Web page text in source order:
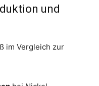
und
im Vergleich zur